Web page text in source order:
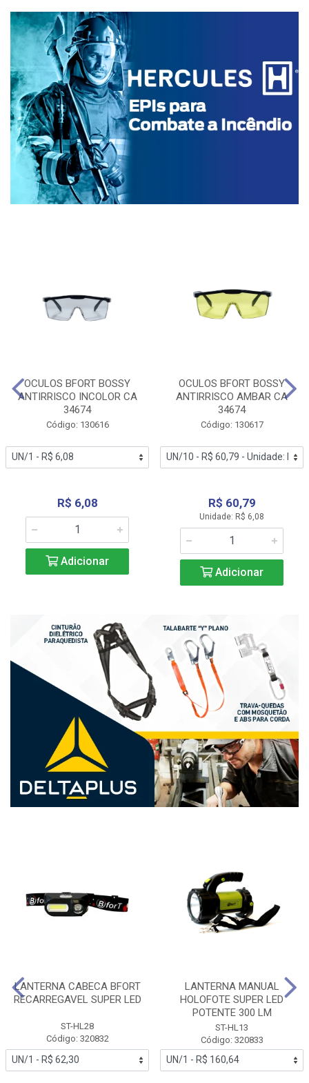
OCULOS BFORT BOSSY
ANTIRRISCO INCOLOR CA
34674
Código: 130616
R$ 6,08
Adicionar
OCULOS BFORT BOSSY
ANTIRRISCO AMBAR CA
34674
Código: 130617
R$ 60,79
Unidade: R$ 6,08
Adicionar
LANTERNA CABECA BFORT
RECARREGAVEL SUPER LED
ST-HL28
Código: 320832
LANTERNA MANUAL
HOLOFOTE SUPER LED
POTENTE 300 LM
ST-HL13
Código: 320833